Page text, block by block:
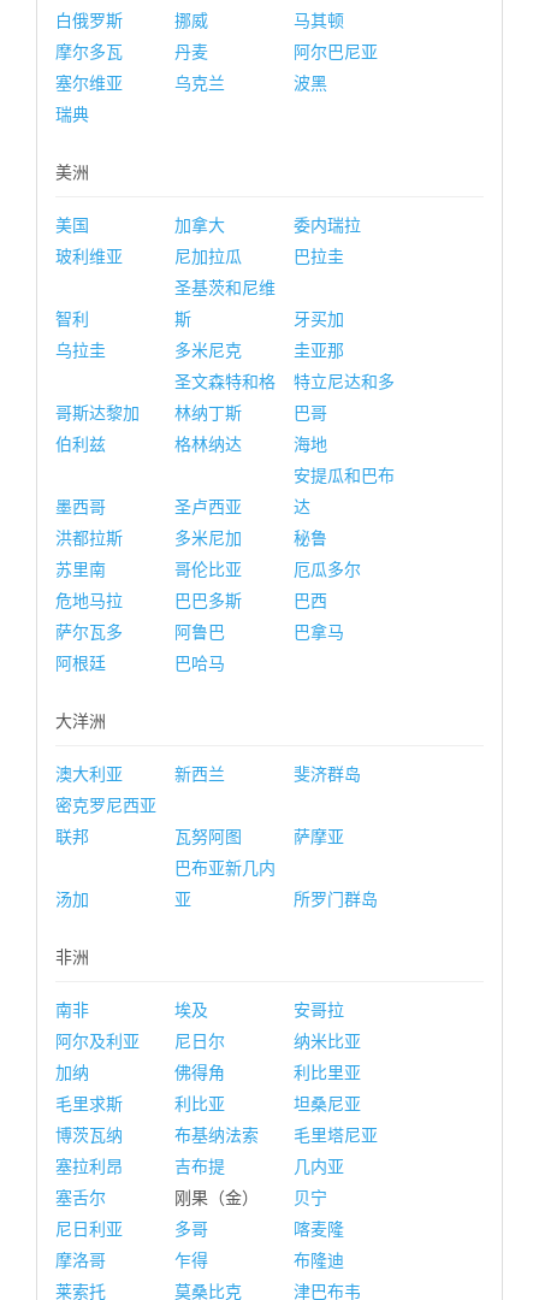
白俄罗斯
挪威
马其顿
摩尔多瓦
丹麦
阿尔巴尼亚
塞尔维亚
乌克兰
波黑
瑞典
美洲
美国 加拿大
委内瑞拉
玻利维亚
尼加拉瓜 巴拉圭
智利
圣基茨和尼维
斯
牙买加
乌拉圭
多米尼克 圭亚那
哥斯达黎加
圣文森特和格
林纳丁斯
特立尼达和多
巴哥
伯利兹
格林纳达 海地
墨西哥 圣卢西亚
安提瓜和巴布
达
洪都拉斯
多米尼加
秘鲁
苏里南
哥伦比亚
厄瓜多尔
危地马拉
巴巴多斯
巴西
萨尔瓦多
阿鲁巴
巴拿马
阿根廷
巴哈马
大洋洲
澳大利亚 新西兰
斐济群岛
密克罗尼西亚
联邦
瓦努阿图 萨摩亚
汤加
巴布亚新几内
亚
所罗门群岛
非洲
南非 埃及
安哥拉
阿尔及利亚
尼日尔
纳米比亚
加纳
佛得角
利比里亚
毛里求斯
利比亚
坦桑尼亚
博茨瓦纳
布基纳法索
毛里塔尼亚
塞拉利昂
吉布提
几内亚
塞舌尔
刚果（金）
贝宁
尼日利亚
多哥
喀麦隆
摩洛哥
乍得
布隆迪
莱索托
莫桑比克 津巴布韦